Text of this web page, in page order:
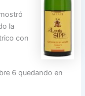
la
con
6 quedando en